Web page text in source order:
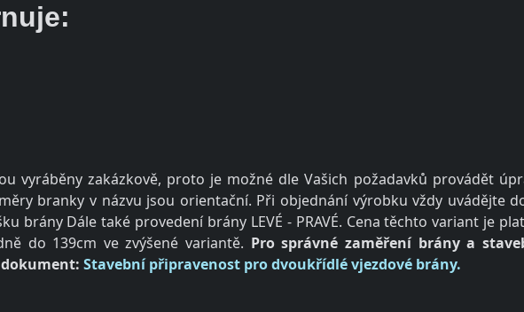
vyráběny zakázkově, proto je možné dle Vašich požadavků provádět
branky v názvu jsou orientační. Při objednání výrobku vždy uvádějte
brány Dále také provedení brány LEVÉ - PRAVÉ. Cena těchto variant je
do 139cm ve zvýšené variantě. Pro správné zaměření brány a
Stavební připravenost pro dvoukřídlé vjezdové brány.